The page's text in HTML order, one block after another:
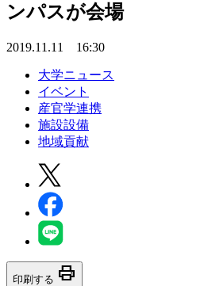
ンパスが会場
2019.11.11 16:30
大学ニュース
イベント
産官学連携
施設設備
地域貢献
印刷する print